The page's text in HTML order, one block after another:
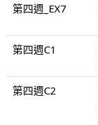
第四週_EX7
第四週C1
第四週C2